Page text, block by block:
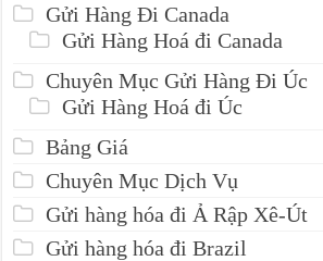
Gửi Hàng Đi Canada
Gửi Hàng Hoá đi Canada
Chuyên Mục Gửi Hàng Đi Úc
Gửi Hàng Hoá đi Úc
Bảng Giá
Chuyên Mục Dịch Vụ
Gửi hàng hóa đi Ả Rập Xê-Út
Gửi hàng hóa đi Brazil